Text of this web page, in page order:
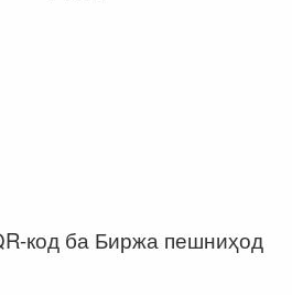
код ба Биржа пешниҳод